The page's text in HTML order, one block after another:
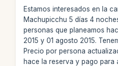
Estamos interesados en la
Machupicchu 5 días 4
personas que planeamos
2015 y 01 agosto 2015.
Precio por persona
hace la reserva y pago para